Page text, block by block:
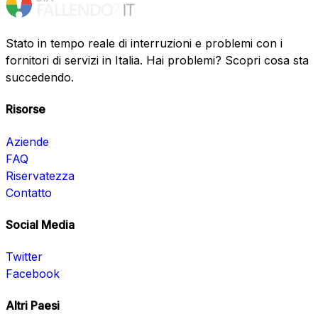
Stato in tempo reale di interruzioni e problemi con i
fornitori di servizi in Italia. Hai problemi? Scopri cosa sta
succedendo.
Risorse
Aziende
FAQ
Riservatezza
Contatto
Social Media
Twitter
Facebook
Altri Paesi